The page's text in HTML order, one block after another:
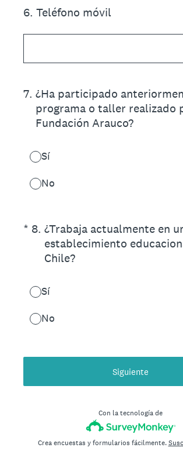
6. Teléfono móvil
7. ¿Ha participado
programa o taller realizado
Fundación Arauco?
Sí
No
* 8. ¿Trabaja actualmente en
establecimiento
Chile?
(Obligatorio).
Sí
No
Siguiente
Con la tecnología de
Crea encuestas y formularios fácilmente.